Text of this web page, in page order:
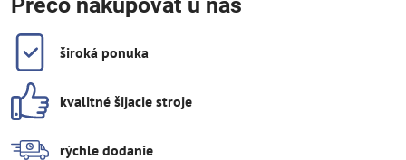
široká ponuka
kvalitné šijacie stroje
rýchle dodanie